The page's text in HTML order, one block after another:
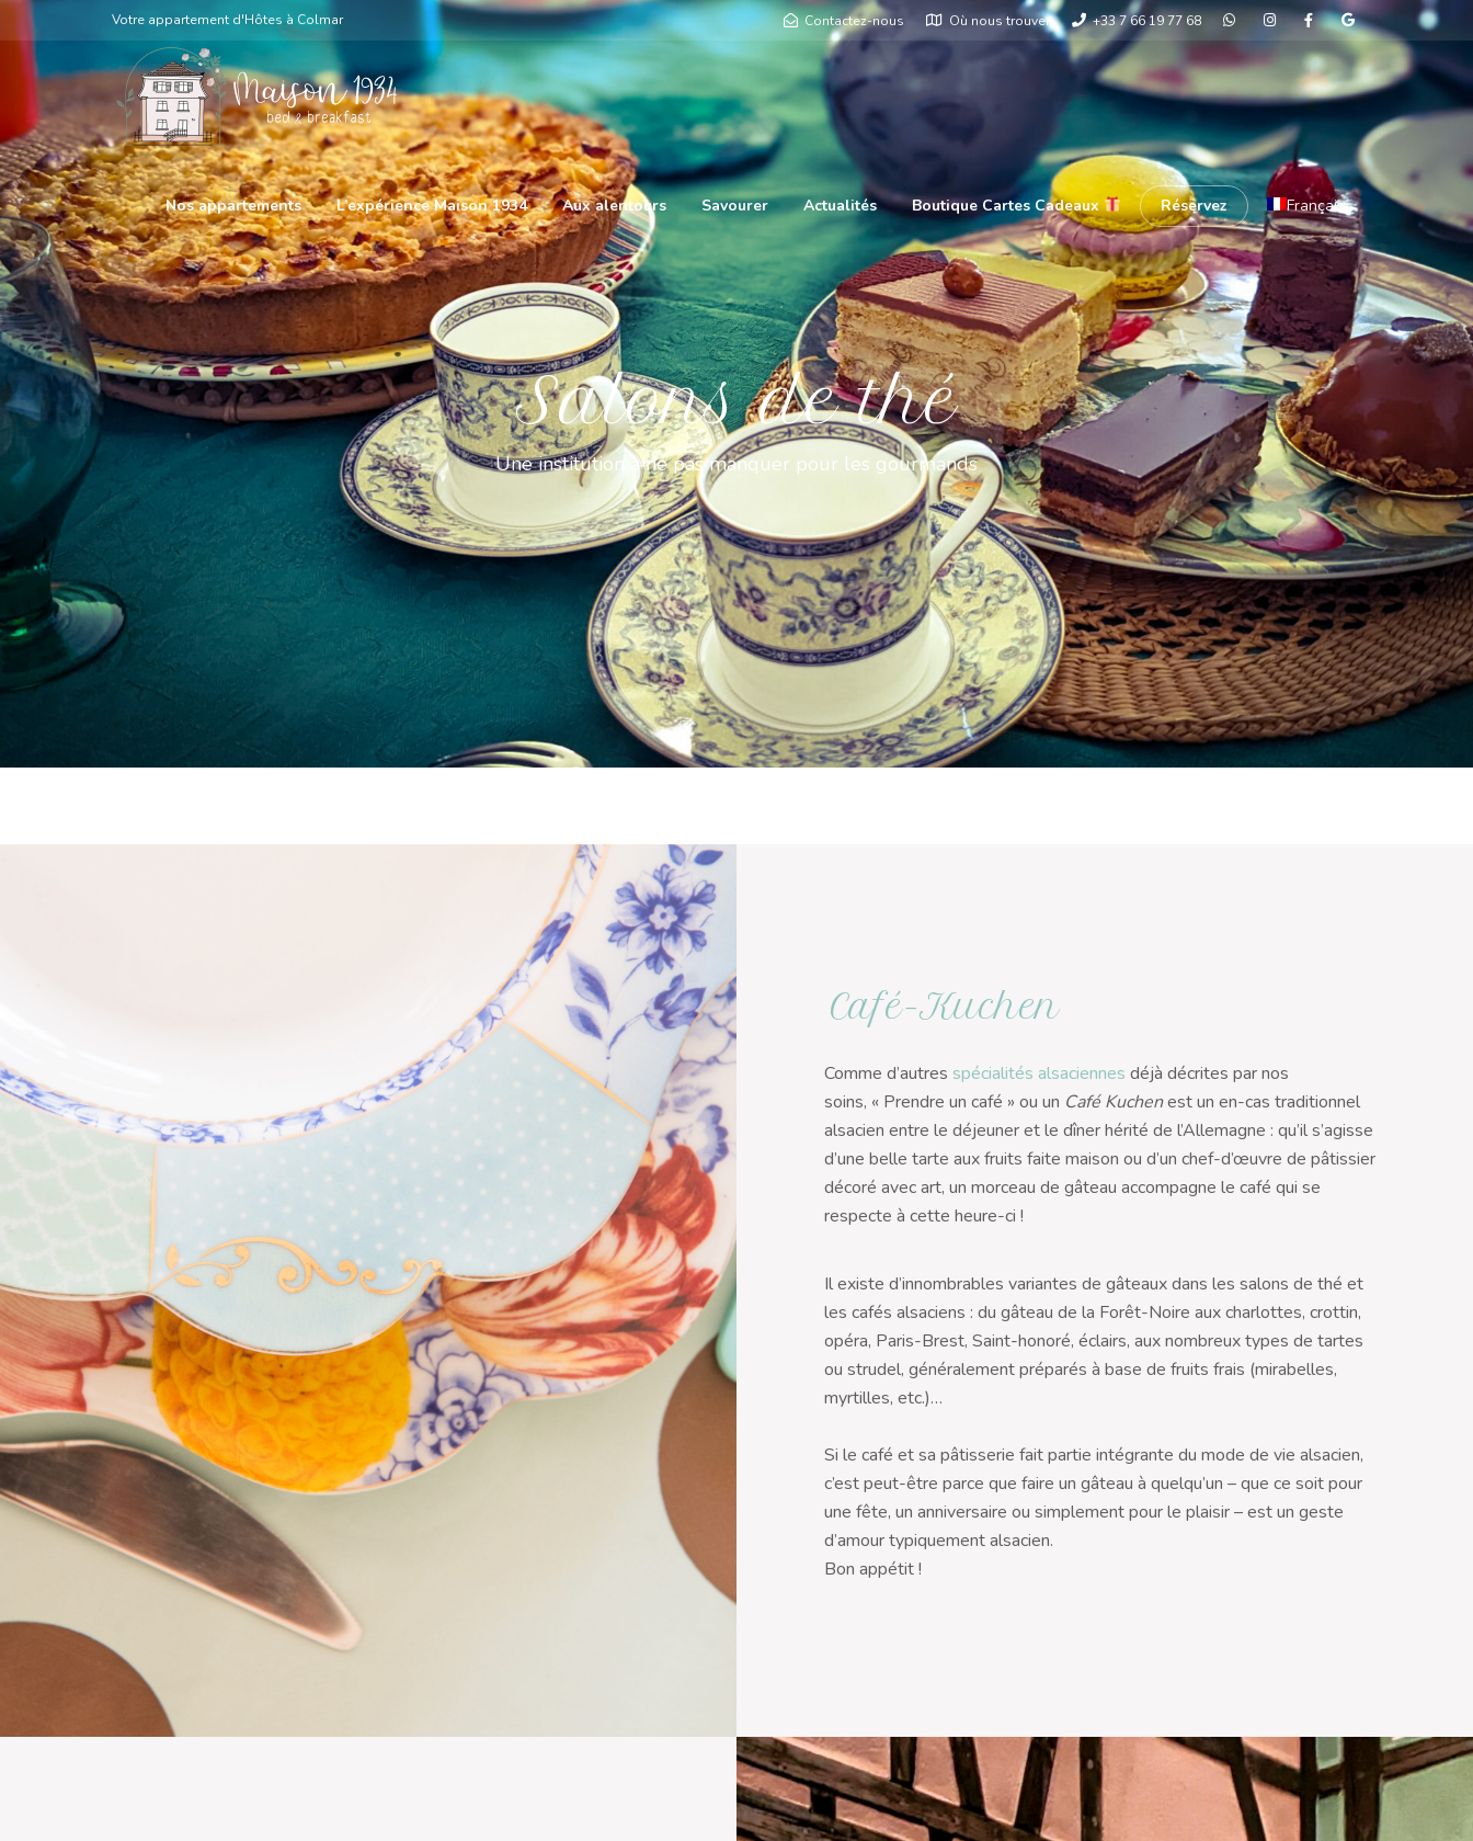
Votre appartement d'Hôtes à Colmar Contactez-nous Où nous trouver +33 7 66 19 77 68
Nos appartements L’expérience Maison 1934 Aux alentours Savourer Actualités Boutique Cartes Cadeaux Réservez Français
Salons de thé
Une institution à ne pas manquer pour les gourmands
Café-Kuchen
Comme d’autres spécialités alsaciennes déjà décrites par nos
soins, « Prendre un café » ou un Café Kuchenest un en-cas traditionnel
alsacien entre le déjeuner et le dîner hérité de l’Allemagne : qu’il s’agisse
d’une belle tarte aux fruits faite maison ou d’un chef-d’œuvre de pâtissier
décoré avec art, un morceau de gâteau accompagne le café qui se
respecte à cette heure-ci !
Il existe d’innombrables variantes de gâteaux dans les salons de thé et
les cafés alsaciens : du gâteau de la Forêt-Noire aux charlottes, crottin,
opéra, Paris-Brest, Saint-honoré, éclairs, aux nombreux types de tartes
ou strudel, généralement préparés à base de fruits frais (mirabelles,
myrtilles, etc.)…
Si le café et sa pâtisserie fait partie intégrante du mode de vie alsacien,
c’est peut-être parce que faire un gâteau à quelqu’un – que ce soit pour
une fête, un anniversaire ou simplement pour le plaisir – est un geste
d’amour typiquement alsacien.
Bon appétit !